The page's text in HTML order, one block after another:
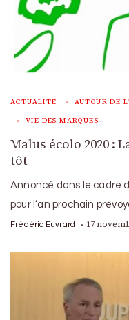
ACTUALITÉ AUTOUR DE
VIE DES MARQUES
Malus écolo 2020 :
tôt
Annoncé dans le cadre
pour l’an prochain
Frédéric Euvrard 17